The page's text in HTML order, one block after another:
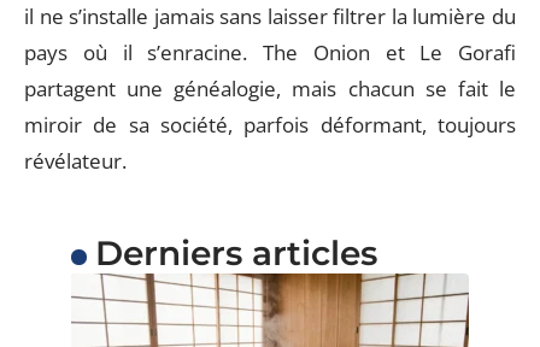
il ne s’installe jamais sans laisser filtrer la lumière du
pays où il s’enracine. The Onion et Le Gorafi
partagent une généalogie, mais chacun se fait le
miroir de sa société, parfois déformant, toujours
révélateur.
Derniers articles